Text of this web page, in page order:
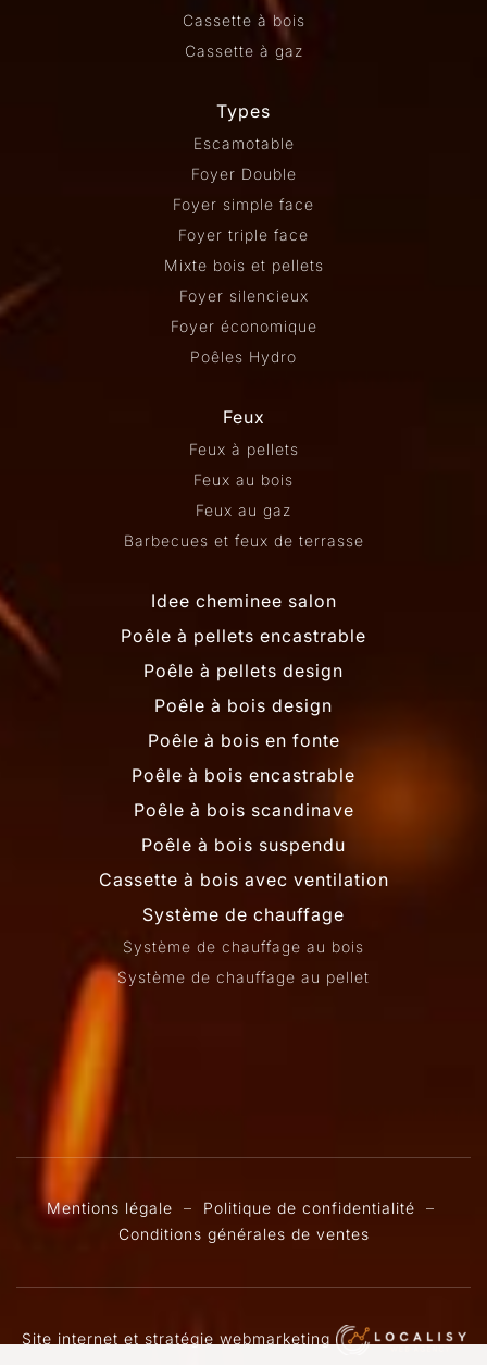
Cassette à bois
Cassette à gaz
Types
Escamotable
Foyer Double
Foyer simple face
Foyer triple face
Mixte bois et pellets
Foyer silencieux
Foyer économique
Poêles Hydro
Feux
Feux à pellets
Feux au bois
Feux au gaz
Barbecues et feux de terrasse
Idee cheminee salon
Poêle à pellets encastrable
Poêle à pellets design
Poêle à bois design
Poêle à bois en fonte
Poêle à bois encastrable
Poêle à bois scandinave
Poêle à bois suspendu
Cassette à bois avec ventilation
Système de chauffage
Système de chauffage au bois
Système de chauffage au pellet
Mentions légale – Politique de confidentialité –
Conditions générales de ventes
Site internet et stratégie webmarketing